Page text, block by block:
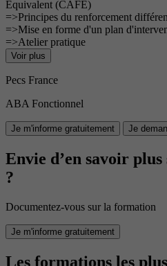
Equivalent (CAFE)
=>Principes du renforcement
=>Mise en forme d'un plan
=>Atelier pratique
Voir plus
Pecs France
ABA Fonctionnel
Je m'informe gratuitement Je
Envie d’en savoir
?
Documentez-vous sur la formation
Je m'informe gratuitement
Les formations les